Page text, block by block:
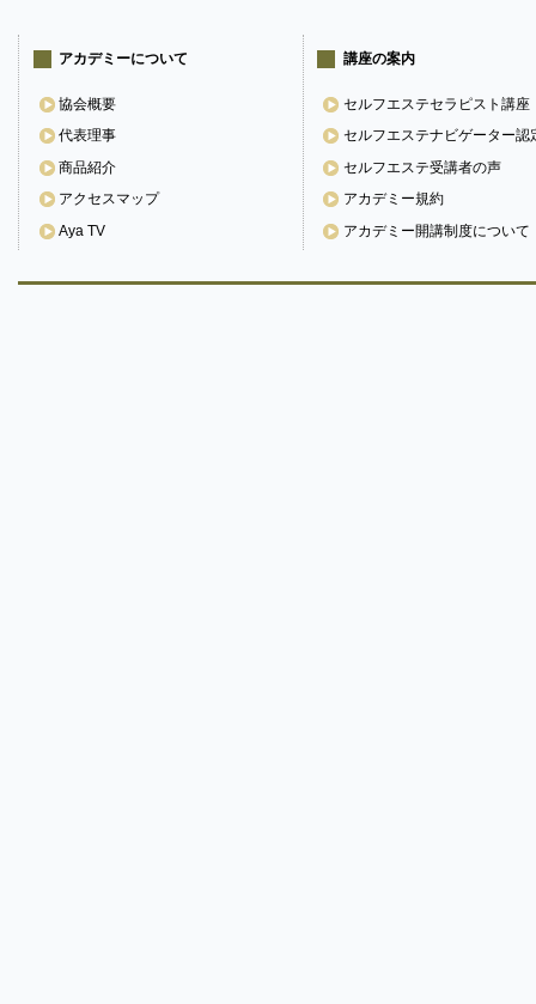
アカデミーについて
協会概要
代表理事
商品紹介
アクセスマップ
Aya TV
講座の案内
セルフエステセラピスト講座
セルフエステナビゲーター認
セルフエステ受講者の声
アカデミー規約
アカデミー開講制度について